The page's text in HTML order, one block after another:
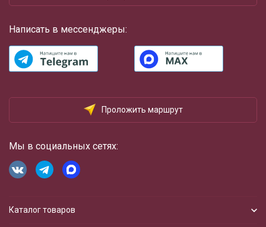
Написать в мессенджеры:
Проложить маршрут
Мы в социальных сетях:
Каталог товаров